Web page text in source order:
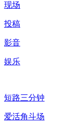
现场
投稿
影音
娱乐
短路三分钟
爱活角斗场